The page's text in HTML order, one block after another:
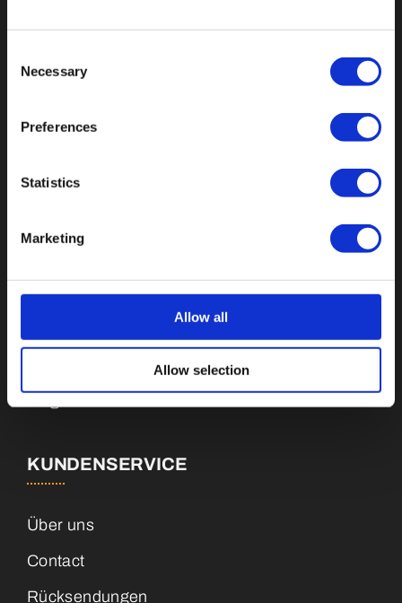
Selection
Necessary
Preferences
Statistics
Marketing
Allow all
Allow selection
Emblemen
KUNDENSERVICE
Über uns
Contact
Rücksendungen